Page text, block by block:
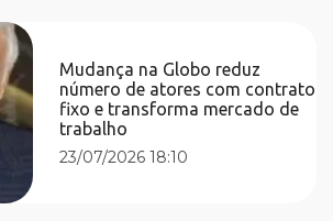
Mudança na Globo reduz
número de atores com contrato
fixo e transforma mercado de
trabalho
23/07/2026 18:10